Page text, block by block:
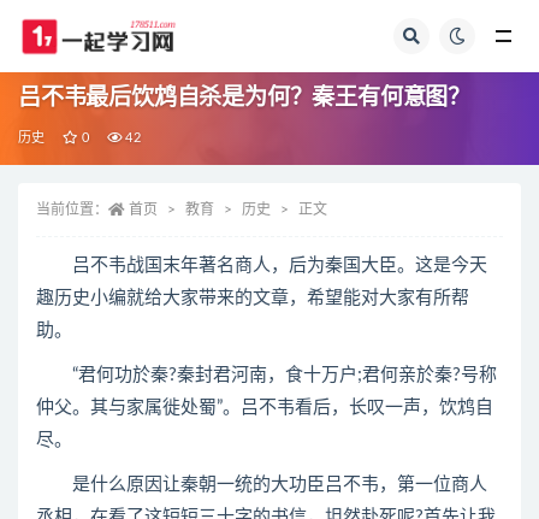
吕不韦最后饮鸩自杀是为何？秦王有何意图？
历史 0 42
当前位置： 首页 教育 历史 正文
吕不韦战国末年著名商人，后为秦国大臣。这是今天
趣历史小编就给大家带来的文章，希望能对大家有所帮
助。
“君何功於秦?秦封君河南，食十万户;君何亲於秦?号称
仲父。其与家属徙处蜀”。吕不韦看后，长叹一声，饮鸩自
尽。
是什么原因让秦朝一统的大功臣吕不韦，第一位商人